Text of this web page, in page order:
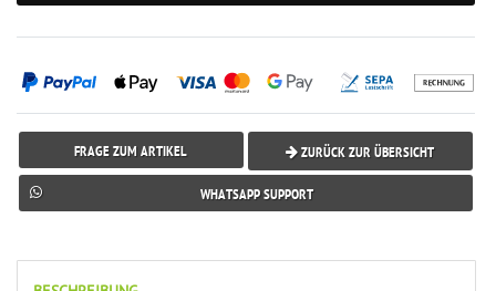
FRAGE ZUM ARTIKEL ZURÜCK ZUR ÜBERSICHT
WHATSAPP SUPPORT